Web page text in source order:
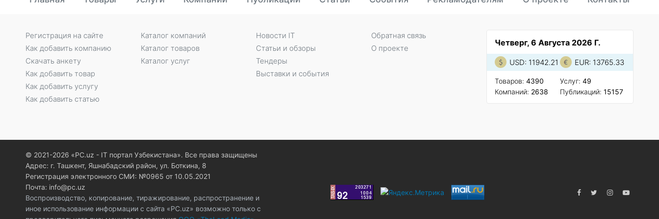
Четверг, 6 Августа 2026 Г.
USD: 11942.21 EUR: 13765.33
Товаров: 4390
Компаний: 2638
Услуг: 49
Публикаций: 15157
Регистрация на сайте
Как добавить компанию
Скачать анкету
Как добавить товар
Как добавить услугу
Как добавить статью
Каталог компаний
Каталог товаров
Каталог услуг
Новости IT
Статьи и обзоры
Тендеры
Выставки и события
Обратная связь
О проекте
© 2021-2026 «PC.uz - IT портал Узбекистана». Все права защищены
Адрес: г. Ташкент, Яшнабадский район, ул. Боткина, 8
Регистрация электронного СМИ: №0965 от 10.05.2021
Почта: info@pc.uz
Воспроизводство, копирование, тиражирование, распространение и
иное использование информации с сайта «PC.uz» возможно только с